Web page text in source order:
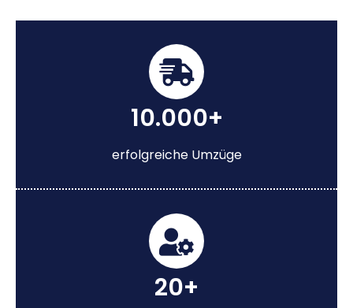
10.000+
erfolgreiche Umzüge
20+